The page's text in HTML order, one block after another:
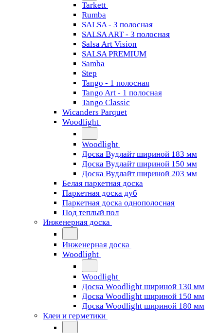
Tarkett
Rumba
SALSA - 3 полосная
SALSA ART - 3 полосная
Salsa Art Vision
SALSA PREMIUM
Samba
Step
Tango - 1 полосная
Tango Art - 1 полосная
Tango Classiс
Wicanders Parquet
Woodlight
Woodlight
Доска Вудлайт шириной 183 мм
Доска Вудлайт шириной 150 мм
Доска Вудлайт шириной 203 мм
Белая паркетная доска
Паркетная доска дуб
Паркетная доска однополосная
Под теплый пол
Инженерная доска
Инженерная доска
Woodlight
Woodlight
Доска Woodlight шириной 130 мм
Доска Woodlight шириной 150 мм
Доска Woodlight шириной 180 мм
Клеи и герметики